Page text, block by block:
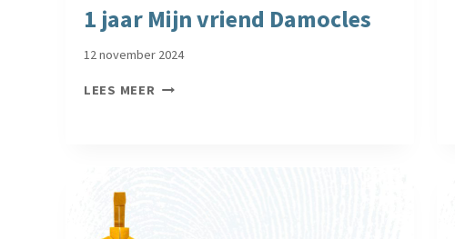
1 jaar Mijn vriend Damocles
12 november 2024
LEES MEER 1